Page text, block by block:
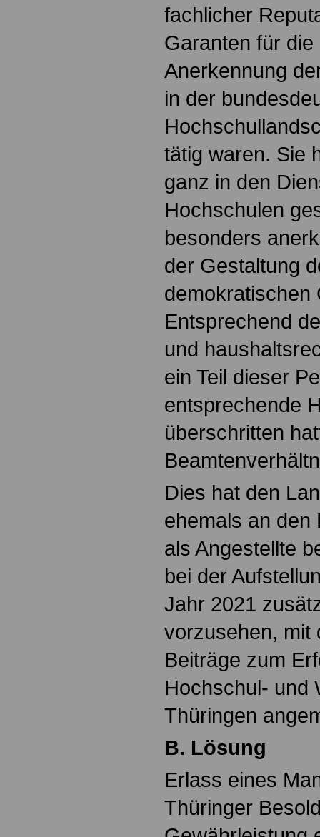
fachlicher
Garanten für
Anerkennung
in der
tätig waren. Sie
ganz in den
Hochschulen
besonders
der Gestaltung
demokratischen
Entsprechend
und
ein Teil dieser
entsprechende
überschritten
Dies hat den
ehemals an den
als Angestellte
bei der
Jahr 2021
vorzusehen, mit
Beiträge zum
Hochschul- und
Thüringen
B. Lösung
Erlass eines
Thüringer